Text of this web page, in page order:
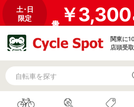
土･日
限定
￥3,300
関東に
店頭受取